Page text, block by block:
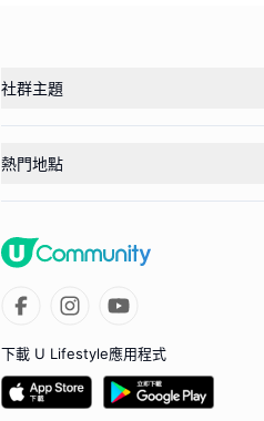
社群主題
熱門地點
下載 U Lifestyle應用程式